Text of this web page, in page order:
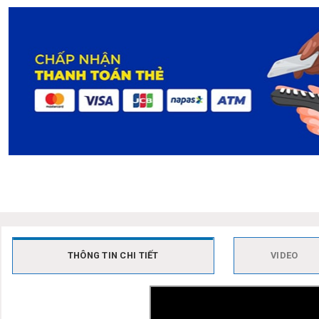
THÔNG TIN CHI TIẾT VIDEO